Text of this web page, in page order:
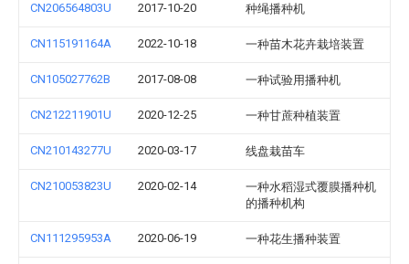
CN206564803U 2017-10-20 种绳播种机
CN115191164A 2022-10-18 一种苗木花卉栽培装置
CN105027762B 2017-08-08 一种试验用播种机
CN212211901U 2020-12-25 一种甘蔗种植装置
CN210143277U 2020-03-17 线盘栽苗车
CN210053823U 2020-02-14
一种水稻湿式覆膜播种机
的播种机构
CN111295953A 2020-06-19 一种花生播种装置